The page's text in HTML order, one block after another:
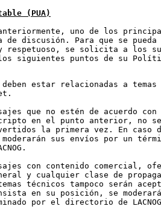
(PUA)
uno de los
discusión. Para que se pueda
respetuoso, se solicita a los
estar relacionadas a
que no estén de acuerdo
en el punto anterior, no
la primera vez. En
sus envíos por un
con contenido comercial,
y cualquier clase de
técnicos tampoco serán
en su posición, se
por el directorio de